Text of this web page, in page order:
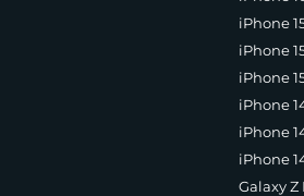
iPhone
iPhone
iPhone
iPhone
iPhone
iPhone
Galaxy Z